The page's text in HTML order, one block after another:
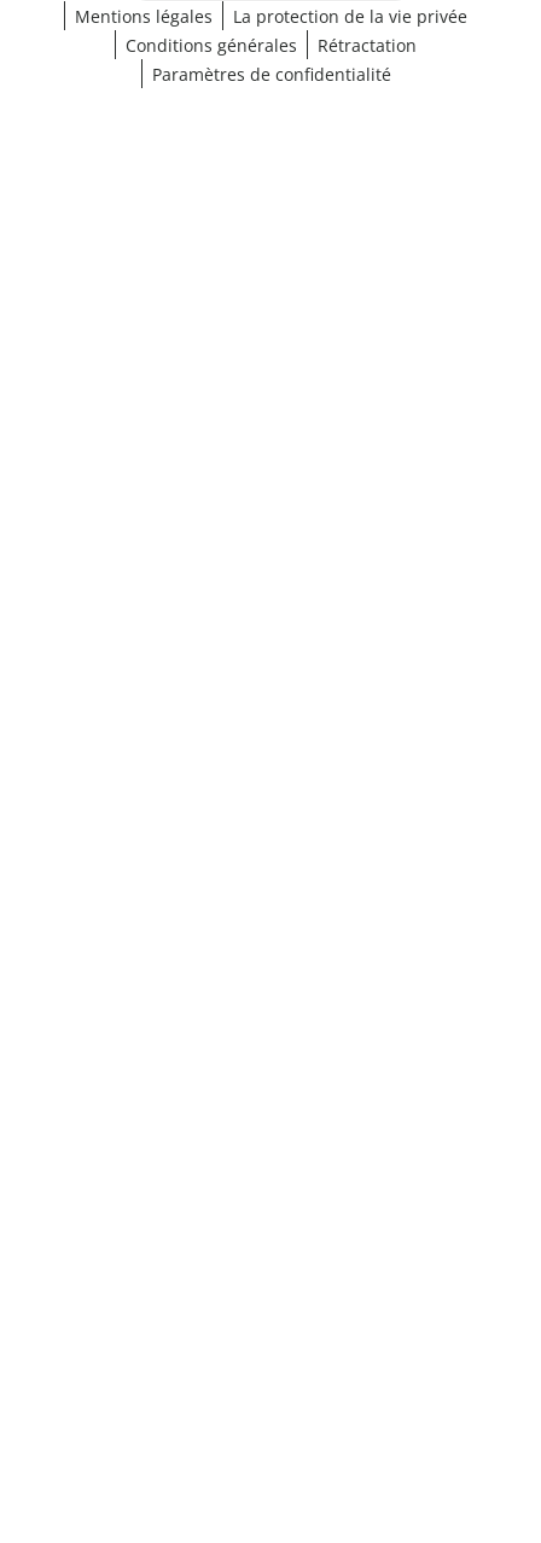
Mentions légales
La protection de la vie privée
Conditions générales
Rétractation
Paramètres de confidentialité